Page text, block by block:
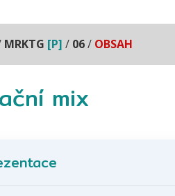
MRKTG [P] / 06/ OBSAH
mix